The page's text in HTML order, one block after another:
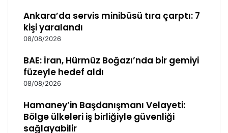
Ankara’da servis minibüsü tıra çarptı: 7
kişi yaralandı
08/08/2026
BAE: İran, Hürmüz Boğazı’nda bir gemiyi
füzeyle hedef aldı
08/08/2026
Hamaney’in Başdanışmanı Velayeti:
Bölge ülkeleri iş birliğiyle güvenliği
sağlayabilir